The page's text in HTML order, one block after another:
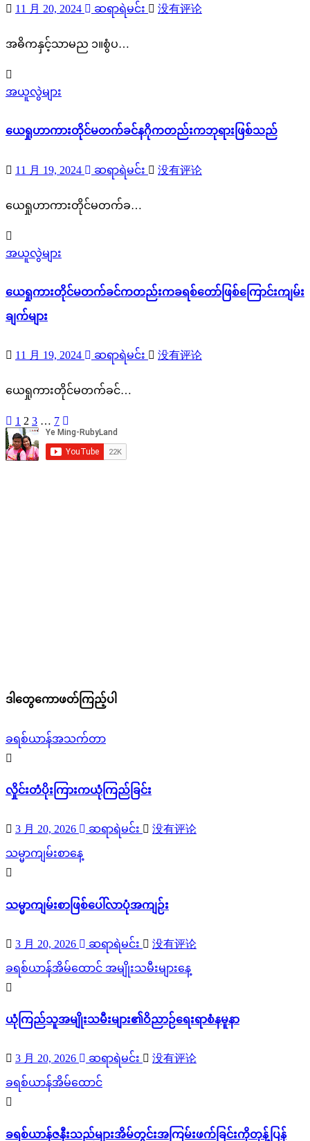
11 月 20, 2024 ဆရာရဲမင်း 没有评论
အဓိကနှင့်သာမည ၁။စွံပ…
အယူလွဲများ
ယေရှုဟာကားတိုင်မတက်ခင်နဂိုကတည်းကဘုရားဖြစ်သည်
11 月 19, 2024 ဆရာရဲမင်း 没有评论
ယေရှုဟာကားတိုင်မတက်ခ…
အယူလွဲများ
ယေရှုကားတိုင်မတက်ခင်ကတည်းကခရစ်တော်ဖြစ်ကြောင်းကျမ်း
ချက်များ
11 月 19, 2024 ဆရာရဲမင်း 没有评论
ယေရှုကားတိုင်မတက်ခင်…
文
章
1 2 3 … 7
ဒါတွေကောဖတ်ကြည့်ပါ
ခရစ်ယာန်အသက်တာ
လှိုင်းတံပိုးကြားကယုံကြည်ခြင်း
3 月 20, 2026 ဆရာရဲမင်း 没有评论
သမ္မာကျမ်းစာနေ့
သမ္မာကျမ်းစာဖြစ်ပေါ်လာပုံအကျဉ်း
3 月 20, 2026 ဆရာရဲမင်း 没有评论
ခရစ်ယာန်အိမ်ထောင် အမျိုးသမီးများနေ့
ယုံကြည်သူအမျိုးသမီးများ၏ဝိညာဉ်ရေးရာစံနမူနာ
3 月 20, 2026 ဆရာရဲမင်း 没有评论
ခရစ်ယာန်အိမ်ထောင်
ခရစ်ယာန်ဇနီးသည်များအိမ်တွင်းအကြမ်းဖက်ခြင်းကိုတုန့်ပြန်